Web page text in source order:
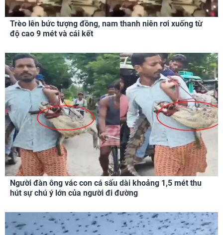
Trèo lên bức tượng đồng, nam thanh niên rơi xuống từ
độ cao 9 mét và cái kết
Người đàn ông vác con cá sấu dài khoảng 1,5 mét thu
hút sự chú ý lớn của người đi đường